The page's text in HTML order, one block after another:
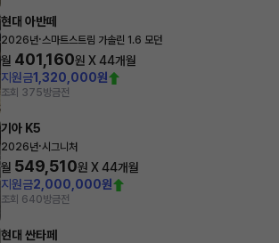
현대 아반떼
2026년·스마트스트림 가솔린 1.6 모던
월 401,160원 X44개월
지원금1,320,000원
조회 375방금전
기아 K5
2026년·시그니처
월 549,510원 X44개월
지원금2,000,000원
조회 640방금전
현대 싼타페